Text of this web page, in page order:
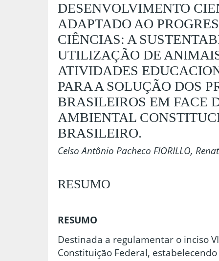
DESENVOLVIMENTO
ADAPTADO AO
CIÊNCIAS: A
UTILIZAÇÃO DE
ATIVIDADES
PARA A SOLUÇÃO DOS
BRASILEIROS EM FACE
AMBIENTAL
BRASILEIRO.
Celso Antônio Pacheco FIORILLO,
RESUMO
RESUMO
Destinada a regulamentar o inciso
Constituição Federal,